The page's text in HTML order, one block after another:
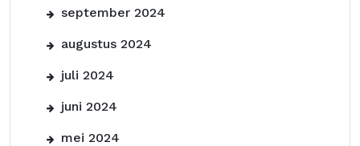
september 2024
augustus 2024
juli 2024
juni 2024
mei 2024